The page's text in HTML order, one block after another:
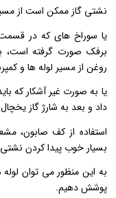
نشتی گاز ممکن است از
یا سوراخ های که در
برفک صورت گرفته است،
روغن از مسیر لوله ها و
یا به صورت غیر آشکار که
داد و بعد به شارژ گاز
استفاده از کف صابون،
بسیار خوب پیدا کردن
به این منظور می توان
پوشش دهیم.